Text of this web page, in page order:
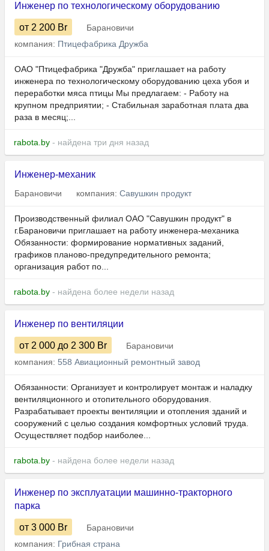
Инженер по технологическому оборудованию
от 2 200 Br
Барановичи
компания: Птицефабрика Дружба
ОАО "Птицефабрика "Дружба" приглашает на работу
инженера по технологическому оборудованию цеха убоя и
переработки мяса птицы Мы предлагаем: - Работу на
крупном предприятии; - Стабильная заработная плата два
раза в месяц;...
rabota.by - найдена три дня назад
Инженер-механик
Барановичи компания: Савушкин продукт
Производственный филиал ОАО "Савушкин продукт" в
г.Барановичи приглашает на работу инженера-механика
Обязанности: формирование нормативных заданий,
графиков планово-предупредительного ремонта;
организация работ по...
rabota.by - найдена более недели назад
Инженер по вентиляции
от 2 000 до 2 300 Br
Барановичи
компания: 558 Авиационный ремонтный завод
Обязанности: Организует и контролирует монтаж и наладку
вентиляционного и отопительного оборудования.
Разрабатывает проекты вентиляции и отопления зданий и
сооружений с целью создания комфортных условий труда.
Осуществляет подбор наиболее...
rabota.by - найдена более недели назад
Инженер по эксплуатации машинно-тракторного
парка
от 3 000 Br
Барановичи
компания: Грибная страна